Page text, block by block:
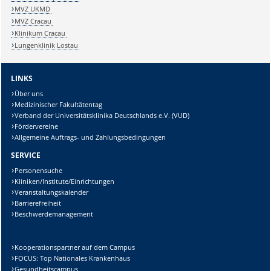
MVZ UKMD
MVZ Cracau
Klinikum Cracau
Lungenklinik Lostau
LINKS
Über uns
Medizinischer Fakultätentag
Verband der Universitätsklinika Deutschlands e.V. (VUD)
Fördervereine
Allgemeine Auftrags- und Zahlungsbedingungen
SERVICE
Personensuche
Kliniken/Institute/Einrichtungen
Veranstaltungskalender
Barrierefreiheit
Beschwerdemanagement
Kooperationspartner auf dem Campus
FOCUS: Top Nationales Krankenhaus
Gesundheitscampus